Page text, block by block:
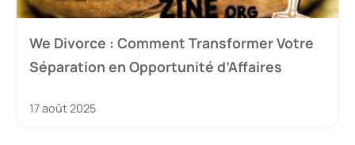
We Divorce : Comment Transformer Votre
Séparation en Opportunité d’Affaires
17 août 2025